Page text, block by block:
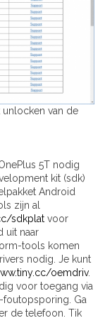
van de
5T nodig
kit (sdk)
Android
zijn al
sdkplat voor
uit naar
tools komen
nodig. Je kunt
oemdriv.
voor toegang via
foutopsporing. Ga
de telefoon. Tik